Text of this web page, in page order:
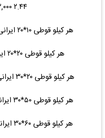
۲.۴۴ ۱۳۳,۰۰۰ (۰.۰۰%)۰
هر کیلو قوطی ۱۰*۲۰ ایرانی شاخه ۴.۵ ۱۳۳,۰۰۰ (۰.۰۰%)۰
هر کیلو قوطی ۲۰*۲۰ ایرانی - ۷ ۱۳۳,۰۰۰ (۰.۰۰%)۰
هر کیلو قوطی ۲۰*۳۰ ایرانی شاخه ۹.۵ ۱۳۳,۰۰۰ (۰.۰۰%)۰
هر کیلو قوطی ۵۰*۳۰ ایرانی شاخه ۱۶ ۱۳۳,۰۰۰ (۰.۰۰%)۰
هر کیلو قوطی ۶۰*۳۰ ایرانی شاخه ۱۷ ۱۳۳,۰۰۰ (۰.۰۰%)۰